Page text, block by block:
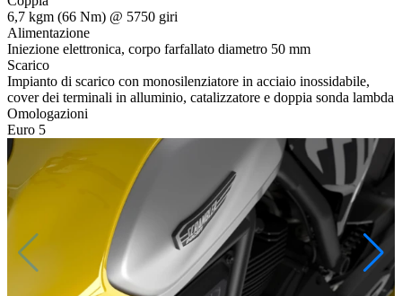
6,7 kgm (66 Nm) @ 5750 giri
Alimentazione
Iniezione elettronica, corpo farfallato diametro 50 mm
Scarico
Impianto di scarico con monosilenziatore in acciaio inossidabile,
cover dei terminali in alluminio, catalizzatore e doppia sonda lambda
Omologazioni
Euro 5